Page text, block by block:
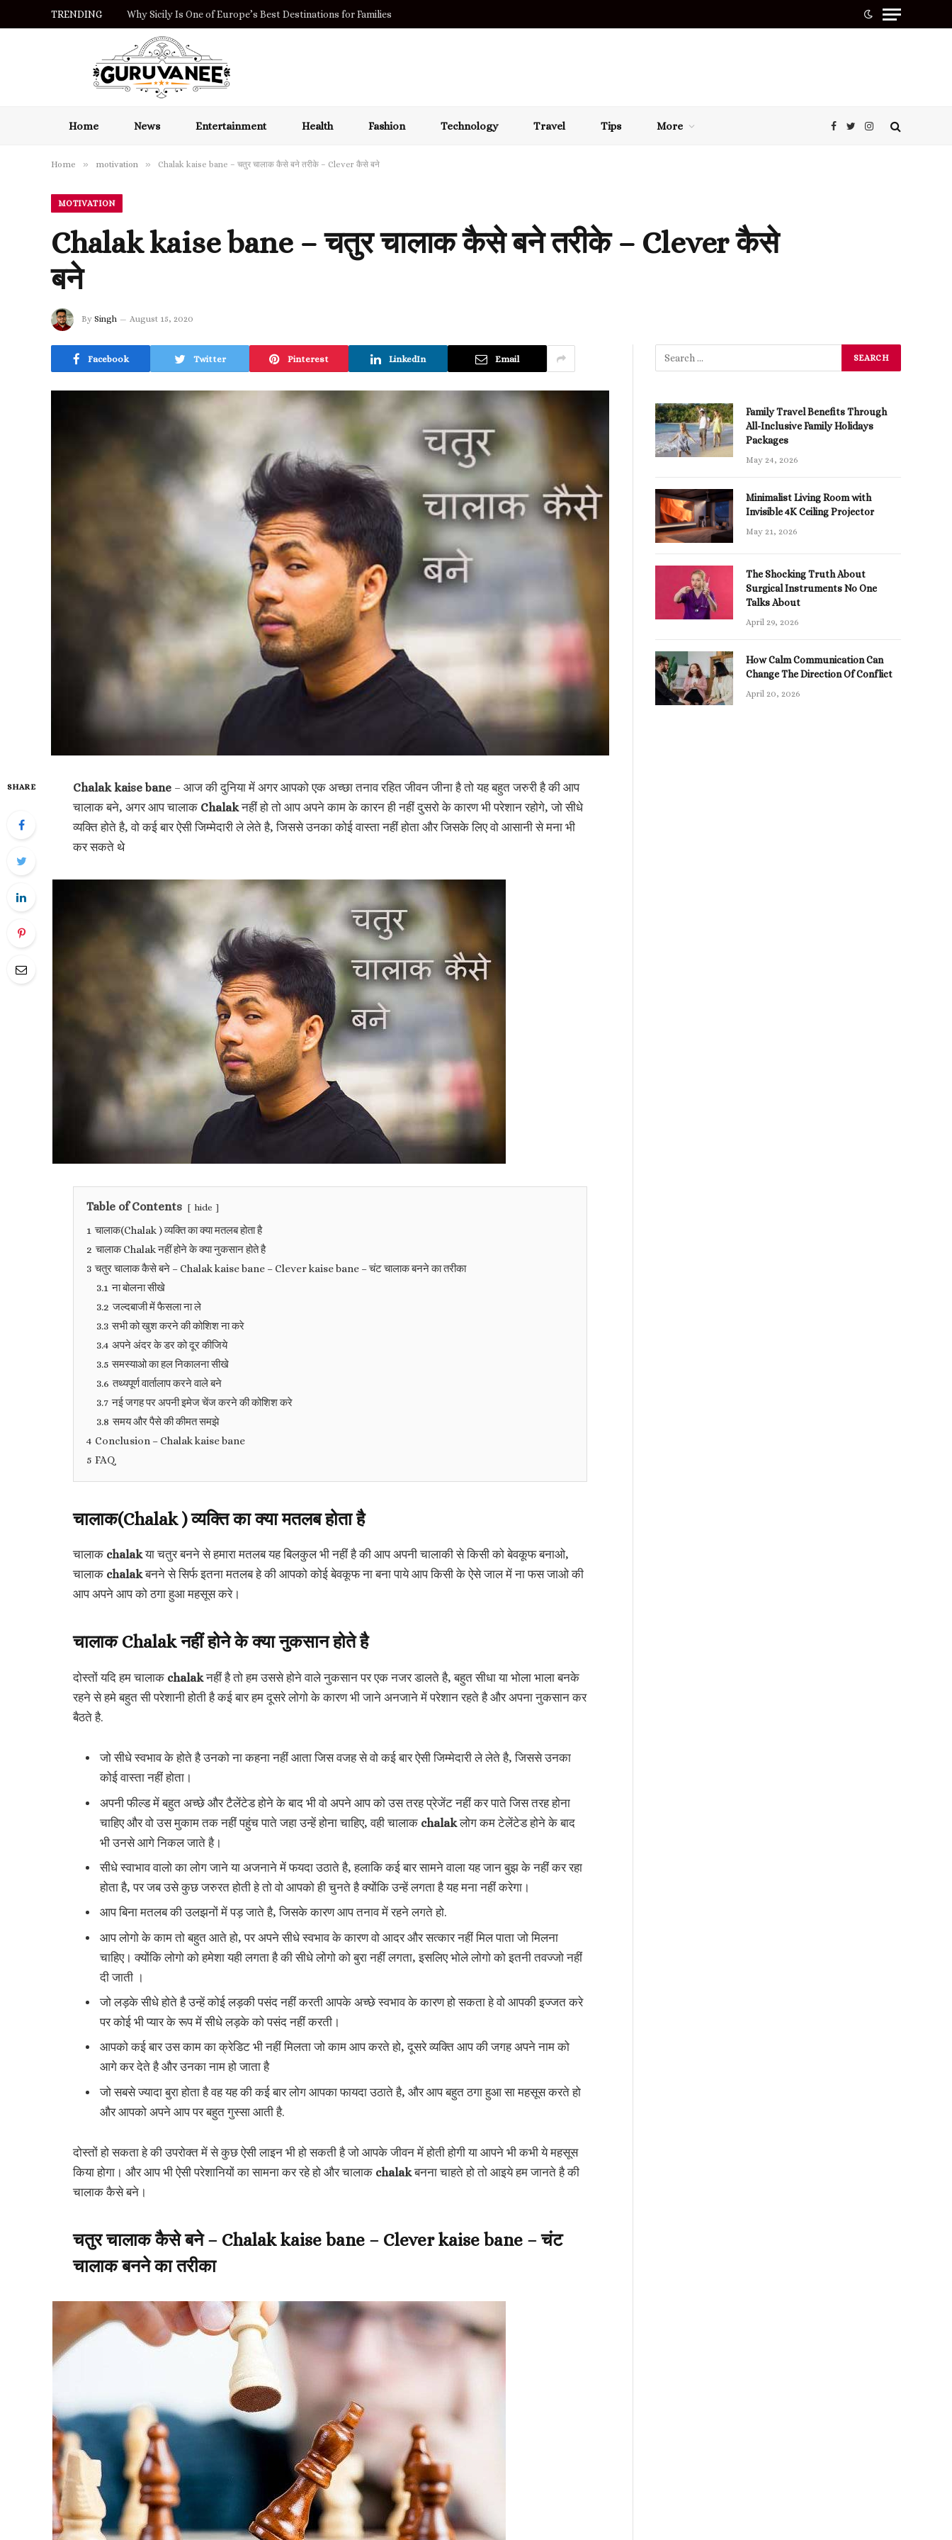
TRENDING Why Sicily Is One of Europe’s Best Destinations for Families
Home News Entertainment Health Fashion Technology Travel Tips More Facebook
TwitterInstagram
Home » motivation » Chalak kaise bane – चतुर चालाक कैसे बने तरीके – Clever कैसे बने
MOTIVATION
Chalak kaise bane – चतुर चालाक कैसे बने तरीके – Clever कैसे
बने
By Singh August 15, 2020
Facebook Twitter Pinterest LinkedIn Email
SHARE Chalak kaise bane – आज की दुनिया में अगर आपको एक अच्छा तनाव रहित जीवन जीना है तो यह बहुत जरुरी है की आप
चालाक बने, अगर आप चालाक Chalakनहीं हो तो आप अपने काम के कारन ही नहीं दुसरो के कारण भी परेशान रहोगे, जो सीधे
व्यक्ति होते है, वो कई बार ऐसी जिम्मेदारी ले लेते है, जिससे उनका कोई वास्ता नहीं होता और जिसके लिए वो आसानी से मना भी
कर सकते थे
Table of Contents hide
1 चालाक(Chalak ) व्यक्ति का क्या मतलब होता है
2 चालाक Chalak नहीं होने के क्या नुकसान होते है
3 चतुर चालाक कैसे बने – Chalak kaise bane – Clever kaise bane – चंट चालाक बनने का तरीका
3.1 ना बोलना सीखे
3.2 जल्दबाजी में फैसला ना ले
3.3 सभी को खुश करने की कोशिश ना करे
3.4 अपने अंदर के डर को दूर कीजिये
3.5 समस्याओ का हल निकालना सीखे
3.6 तथ्यपूर्ण वार्तालाप करने वाले बने
3.7 नई जगह पर अपनी इमेज चेंज करने की कोशिश करे
3.8 समय और पैसे की कीमत समझे
4 Conclusion – Chalak kaise bane
5 FAQ
चालाक(Chalak ) व्यक्ति का क्या मतलब होता है
चालाक chalakया चतुर बनने से हमारा मतलब यह बिलकुल भी नहीं है की आप अपनी चालाकी से किसी को बेवकूफ बनाओ,
चालाक chalakबनने से सिर्फ इतना मतलब हे की आपको कोई बेवकूफ ना बना पाये आप किसी के ऐसे जाल में ना फस जाओ की
आप अपने आप को ठगा हुआ महसूस करे।
चालाक Chalakनहीं होने के क्या नुकसान होते है
दोस्तों यदि हम चालाक chalakनहीं है तो हम उससे होने वाले नुकसान पर एक नजर डालते है, बहुत सीधा या भोला भाला बनके
रहने से हमे बहुत सी परेशानी होती है कई बार हम दूसरे लोगो के कारण भी जाने अनजाने में परेशान रहते है और अपना नुकसान कर
बैठते है.
जो सीधे स्वभाव के होते है उनको ना कहना नहीं आता जिस वजह से वो कई बार ऐसी जिम्मेदारी ले लेते है, जिससे उनका
कोई वास्ता नहीं होता।
अपनी फील्ड में बहुत अच्छे और टैलेंटेड होने के बाद भी वो अपने आप को उस तरह प्रेजेंट नहीं कर पाते जिस तरह होना
चाहिए और वो उस मुकाम तक नहीं पहुंच पाते जहा उन्हें होना चाहिए, वही चालाक chalakलोग कम टेलेंटेड होने के बाद
भी उनसे आगे निकल जाते है।
सीधे स्वाभाव वालो का लोग जाने या अजनाने में फयदा उठाते है, हलाकि कई बार सामने वाला यह जान बुझ के नहीं कर रहा
होता है, पर जब उसे कुछ जरुरत होती हे तो वो आपको ही चुनते है क्योंकि उन्हें लगता है यह मना नहीं करेगा।
आप बिना मतलब की उलझनों में पड़ जाते है, जिसके कारण आप तनाव में रहने लगते हो.
आप लोगो के काम तो बहुत आते हो, पर अपने सीधे स्वभाव के कारण वो आदर और सत्कार नहीं मिल पाता जो मिलना
चाहिए। क्योंकि लोगो को हमेशा यही लगता है की सीधे लोगो को बुरा नहीं लगता, इसलिए भोले लोगो को इतनी तवज्जो नहीं
दी जाती ।
जो लड़के सीधे होते है उन्हें कोई लड़की पसंद नहीं करती आपके अच्छे स्वभाव के कारण हो सकता हे वो आपकी इज्जत करे
पर कोई भी प्यार के रूप में सीधे लड़के को पसंद नहीं करती।
आपको कई बार उस काम का क्रेडिट भी नहीं मिलता जो काम आप करते हो, दूसरे व्यक्ति आप की जगह अपने नाम को
आगे कर देते है और उनका नाम हो जाता है
जो सबसे ज्यादा बुरा होता है वह यह की कई बार लोग आपका फायदा उठाते है, और आप बहुत ठगा हुआ सा महसूस करते हो
और आपको अपने आप पर बहुत गुस्सा आती है.
दोस्तों हो सकता हे की उपरोक्त में से कुछ ऐसी लाइन भी हो सकती है जो आपके जीवन में होती होगी या आपने भी कभी ये महसूस
किया होगा। और आप भी ऐसी परेशानियों का सामना कर रहे हो और चालाक chalakबनना चाहते हो तो आइये हम जानते है की
चालाक कैसे बने।
चतुर चालाक कैसे बने – Chalak kaise bane – Clever kaise bane – चंट
चालाक बनने का तरीका
Family Travel Benefits Through
All-Inclusive Family Holidays
Packages
May 24, 2026
Minimalist Living Room with
Invisible 4K Ceiling Projector
May 21, 2026
The Shocking Truth About
Surgical Instruments No One
Talks About
April 29, 2026
How Calm Communication Can
Change The Direction Of Conflict
April 20, 2026